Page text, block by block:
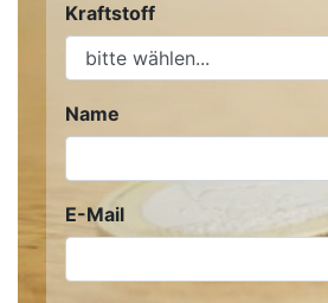
Kraftstoff
Name
E-Mail